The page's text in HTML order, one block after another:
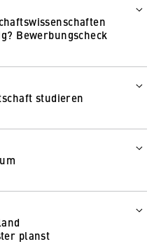
Bewerbungscheck
studieren
planst